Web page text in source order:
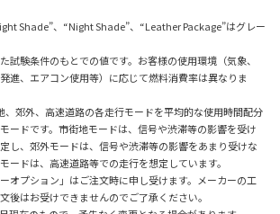
Shade”、“Night Shade”、“Leather Package”はグレー
試験条件のもとでの値です。お客様の使用環境（気象、
進、エアコン使用等）に応じて燃料消費率は異なりま
、郊外、高速道路の各走行モードを平均的な使用時間配分
ードです。市街地モードは、信号や渋滞等の影響を受け
し、郊外モードは、信号や渋滞等の影響をあまり受けな
ードは、高速道路等での走行を想定しています。
オプション」はご注文時に申し受けます。メーカーの工
後はお受けできませんのでご了承ください。